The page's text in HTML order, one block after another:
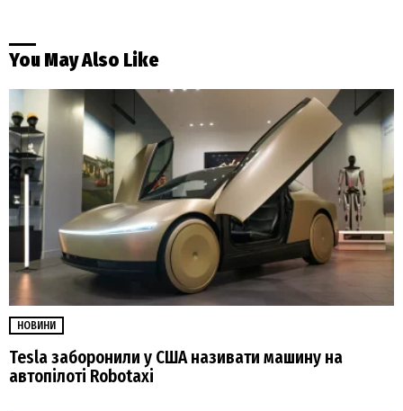
You May Also Like
НОВИНИ
Tesla заборонили у США називати машину на
автопілоті Robotaxi